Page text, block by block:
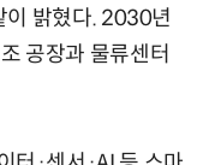
이 밝혔다. 2030년
공장과 물류센터